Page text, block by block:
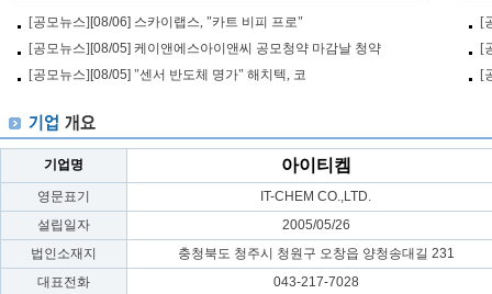
[공모뉴스] [08/06] 스카이랩스, "카트 비피 프로"
[공모뉴스] [08/05] 케이앤에스아이앤씨 공모청약 마감날 청약
[공모뉴스] [08/05] "센서 반도체 명가" 해치텍, 코
[
[
[
기업명 아이티켐
영문표기
IT-CHEM CO.,LTD.
설립일자
2005/05/26
법인소재지
충청북도 청주시 청원구 오창읍 양청송대길 231
대표전화
043-217-7028